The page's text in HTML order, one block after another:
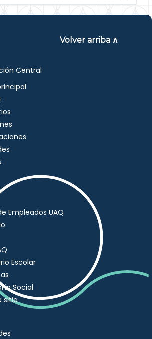
Volver arriba ∧
Central
Empleados UAQ
Escolar
Social
sitio